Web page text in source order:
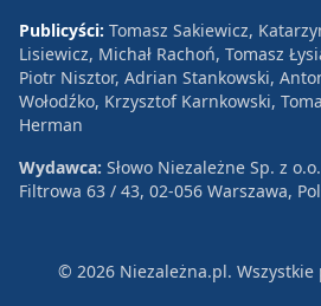
Publicyści: Tomasz Sakiewicz,
Lisiewicz, Michał Rachoń, Tomasz
Piotr Nisztor, Adrian Stankowski,
Wołodźko, Krzysztof Karnkowski,
Herman
Wydawca: Słowo Niezależne Sp. z o.o.
Filtrowa 63 / 43, 02-056 Warszawa,
© 2026 Niezależna.pl. Wszystkie